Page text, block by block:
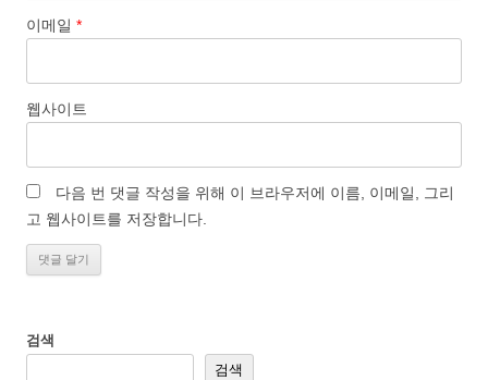
이메일 *
웹사이트
다음 번 댓글 작성을 위해 이 브라우저에 이름, 이메일, 그리
고 웹사이트를 저장합니다.
검색
검색